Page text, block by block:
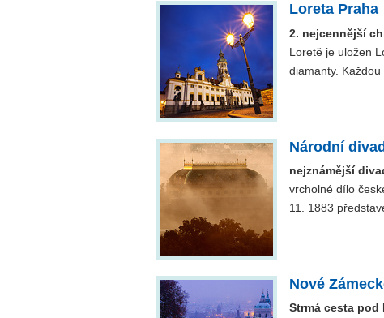
Loreta Praha
2. nejcennější
Loretě je uložen
diamanty.
Národní
nejznámější
vrcholné dílo
11. 1883
Nové
Strmá cesta pod